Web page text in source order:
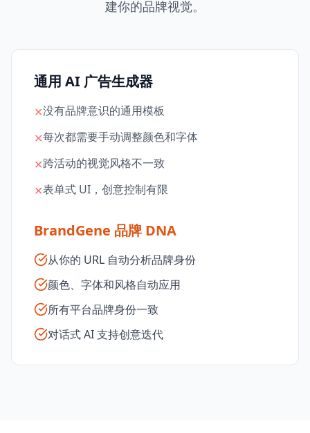
建你的品牌视觉。
通用 AI 广告生成器
✕没有品牌意识的通用模板
✕每次都需要手动调整颜色和字体
✕跨活动的视觉风格不一致
✕表单式 UI，创意控制有限
BrandGene 品牌 DNA
从你的 URL 自动分析品牌身份
颜色、字体和风格自动应用
所有平台品牌身份一致
对话式 AI 支持创意迭代